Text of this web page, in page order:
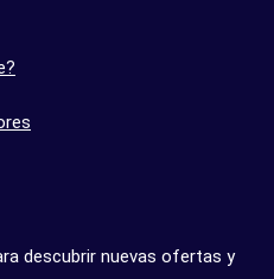
descubrir nuevas ofertas y